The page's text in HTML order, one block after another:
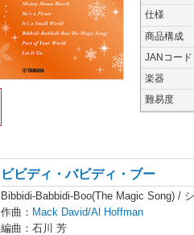
仕様
商品構成
JANコード
楽器
難易度
ビビディ・バビディ・ブー
Bibbidi-Babbidi-Boo(The Magic Song) /
作曲： Mack David/Al Hoffman
編曲：石川 芳